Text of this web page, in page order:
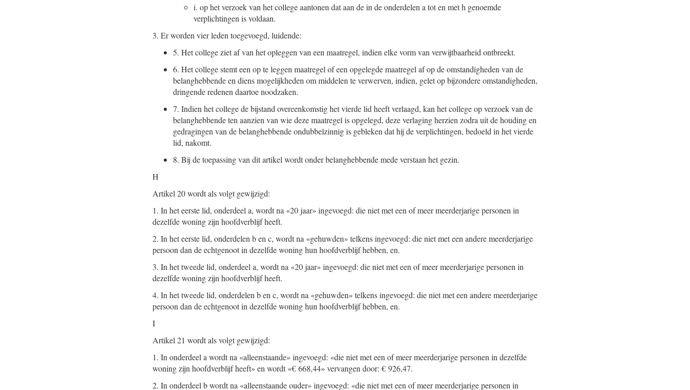
i. op het verzoek van het college aantonen dat aan de in de onderdelen a tot en met h genoemde
verplichtingen is voldaan.
3. Er worden vier leden toegevoegd, luidende:
5. Het college ziet af van het opleggen van een maatregel, indien elke vorm van verwijtbaarheid ontbreekt.
6. Het college stemt een op te leggen maatregel of een opgelegde maatregel af op de omstandigheden van de
belanghebbende en diens mogelijkheden om middelen te verwerven, indien, gelet op bijzondere omstandigheden,
dringende redenen daartoe noodzaken.
7. Indien het college de bijstand overeenkomstig het vierde lid heeft verlaagd, kan het college op verzoek van de
belanghebbende ten aanzien van wie deze maatregel is opgelegd, deze verlaging herzien zodra uit de houding en
gedragingen van de belanghebbende ondubbelzinnig is gebleken dat hij de verplichtingen, bedoeld in het vierde
lid, nakomt.
8. Bij de toepassing van dit artikel wordt onder belanghebbende mede verstaan het gezin.
H
Artikel 20 wordt als volgt gewijzigd:
1. In het eerste lid, onderdeel a, wordt na «20 jaar» ingevoegd: die niet met een of meer meerderjarige personen in
dezelfde woning zijn hoofdverblijf heeft.
2. In het eerste lid, onderdelen b en c, wordt na «gehuwden» telkens ingevoegd: die niet met een andere meerderjarige
persoon dan de echtgenoot in dezelfde woning hun hoofdverblijf hebben, en.
3. In het tweede lid, onderdeel a, wordt na «20 jaar» ingevoegd: die niet met een of meer meerderjarige personen in
dezelfde woning zijn hoofdverblijf heeft.
4. In het tweede lid, onderdelen b en c, wordt na «gehuwden» telkens ingevoegd: die niet met een andere meerderjarige
persoon dan de echtgenoot in dezelfde woning hun hoofdverblijf hebben, en.
I
Artikel 21 wordt als volgt gewijzigd:
1. In onderdeel a wordt na «alleenstaande» ingevoegd: «die niet met een of meer meerderjarige personen in dezelfde
woning zijn hoofdverblijf heeft» en wordt «€ 668,44» vervangen door: € 926,47.
2. In onderdeel b wordt na «alleenstaande ouder» ingevoegd: «die niet met een of meer meerderjarige personen in